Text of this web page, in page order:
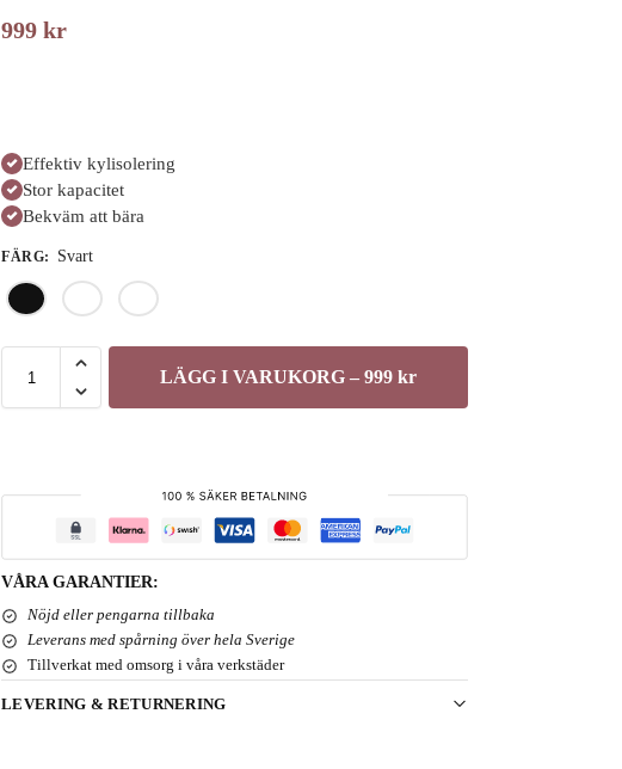
999kr
Effektiv kylisolering
Stor kapacitet
Bekväm att bära
FÄRG: Svart
LÄGG I VARUKORG – 999 kr
VÅRA GARANTIER:
Nöjd eller pengarna tillbaka
Leverans med spårning över hela Sverige
Tillverkat med omsorg i våra verkstäder
LEVERING & RETURNERING